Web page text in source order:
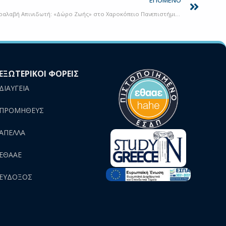
Διοργάνωση τελετής για την επίσημη παραλαβή Απινιδωτή: «Δώρο Ζωής» στο Χαροκόπειο Πανεπιστήμιο από την Ελληνική Καρδιολογική Εταιρεία!
ΦΟΡΕΙΣ